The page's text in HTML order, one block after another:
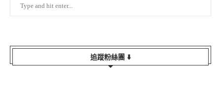
育兒好物 ▎小熊...
2026-07-23
追蹤粉絲團 ⬇️